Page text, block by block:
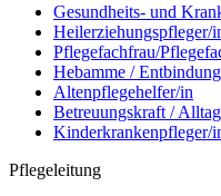
Gesundheits- und
Heilerziehungspfleger/
Pflegefachfrau/
Hebamme /
Altenpflegehelfer/in
Betreuungskraft /
Kinderkrankenpfleger/
Pflegeleitung